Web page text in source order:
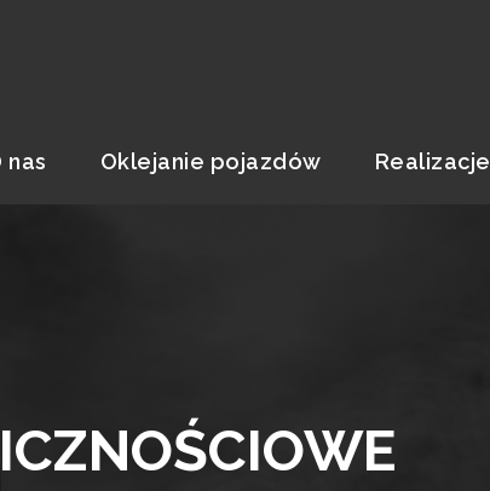
nas Oklejanie pojazdów Realizacje